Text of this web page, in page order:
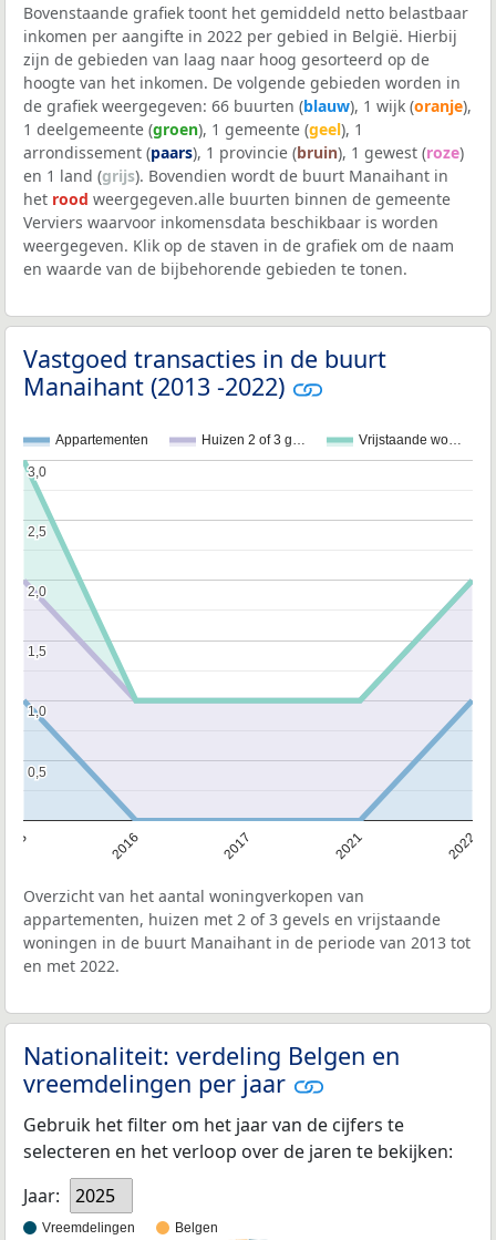
Bovenstaande grafiek toont het gemiddeld netto belastbaar
inkomen per aangifte in 2022 per gebied in België. Hierbij
zijn de gebieden van laag naar hoog gesorteerd op de
hoogte van het inkomen. De volgende gebieden worden in
de grafiek weergegeven: 66 buurten (blauw), 1 wijk (oranje),
1 deelgemeente (groen), 1 gemeente (geel), 1
arrondissement (paars), 1 provincie (bruin), 1 gewest (roze)
en 1 land (grijs). Bovendien wordt de buurt Manaihant in
het rood weergegeven.alle buurten binnen de gemeente
Verviers waarvoor inkomensdata beschikbaar is worden
weergegeven. Klik op de staven in de grafiek om de naam
en waarde van de bijbehorende gebieden te tonen.
Vastgoed transacties in de buurt
Manaihant (2013 -2022)
Appartementen Huizen 2 of 3 g… Vrijstaande wo…
2016 2017 2021 2022
0,5
0,5
1,0
1,0
1,5
1,5
2,0
2,0
2,5
2,5
3,0
3,0
Overzicht van het aantal woningverkopen van
appartementen, huizen met 2 of 3 gevels en vrijstaande
woningen in de buurt Manaihant in de periode van 2013 tot
en met 2022.
Nationaliteit: verdeling Belgen en
vreemdelingen per jaar
Gebruik het filter om het jaar van de cijfers te
selecteren en het verloop over de jaren te bekijken:
Jaar:
2025
Vreemdelingen Belgen